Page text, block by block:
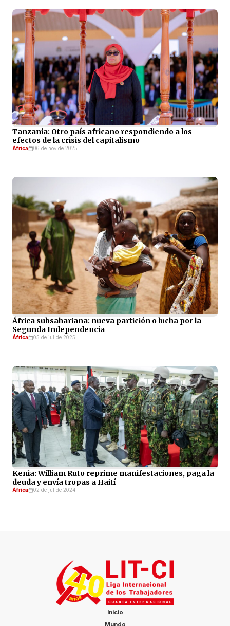
Tanzania: Otro país africano respondiendo a los
efectos de la crisis del capitalismo
África 06 de nov de 2025
África subsahariana: nueva partición o lucha por la
Segunda Independencia
África 05 de jul de 2025
Kenia: William Ruto reprime manifestaciones, paga la
deuda y envía tropas a Haití
África 02 de jul de 2024
Inicio